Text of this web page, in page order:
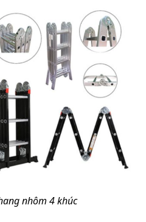
nhôm 4 khúc